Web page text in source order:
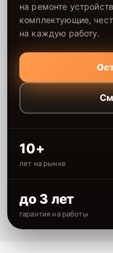
на ремонте
комплектующие,
на каждую работу.
10+
лет на рынке
до 3 лет
гарантия на работы